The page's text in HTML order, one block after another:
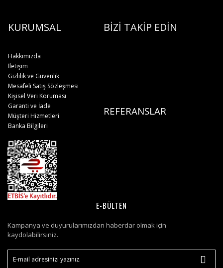
KURUMSAL BİZİ TAKİP EDİN
Hakkımızda
İletişim
Gizlilik ve Güvenlik
Mesafeli Satış Sözleşmesi
Kişisel Veri Koruması
REFERANSLAR
Garanti ve İade
Müşteri Hizmetleri
Banka Bilgileri
E-BÜLTEN
Kampanya ve duyurularımızdan haberdar olmak için
kaydolabilirsiniz.